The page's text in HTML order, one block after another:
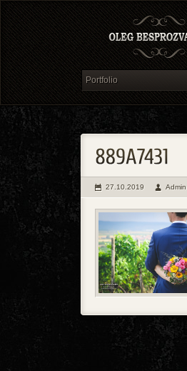
27.10.2019 Admin